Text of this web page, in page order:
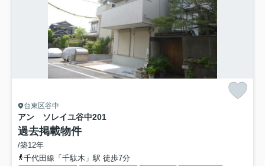
台東区谷中
アン ソレイユ谷中201
過去掲載物件
/築12年
千代田線「千駄木」駅 徒歩7分